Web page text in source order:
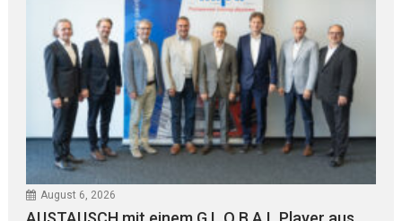
August 6, 2026